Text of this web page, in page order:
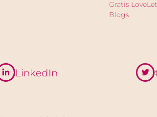
Gratis
Blogs
LinkedIn